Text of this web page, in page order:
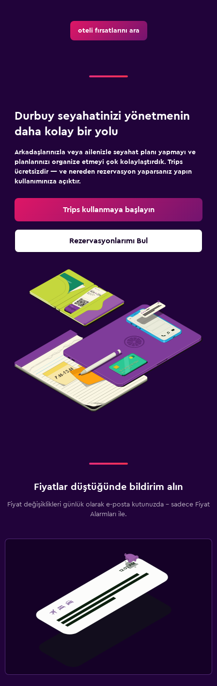
oteli fırsatlarını ara
Durbuy seyahatinizi yönetmenin
daha kolay bir yolu
Arkadaşlarınızla veya ailenizle seyahat planı yapmayı ve
planlarınızı organize etmeyi çok kolaylaştırdık. Trips
ücretsizdir — ve nereden rezervasyon yaparsanız yapın
kullanımınıza açıktır.
Trips kullanmaya başlayın
Rezervasyonlarımı Bul
Fiyatlar düştüğünde bildirim alın
Fiyat değişiklikleri günlük olarak e-posta kutunuzda - sadece Fiyat
Alarmları ile.